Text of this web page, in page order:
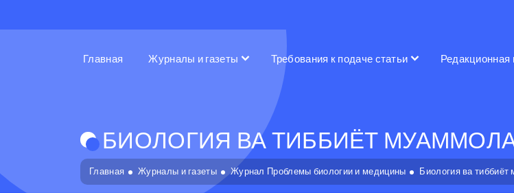
Главная Журналы и газеты Требования к подаче статьи Редакционная
БИОЛОГИЯ ВА ТИББИЁТ
Главная Журналы и газеты Журнал Проблемы биологии и медицины Биология ва